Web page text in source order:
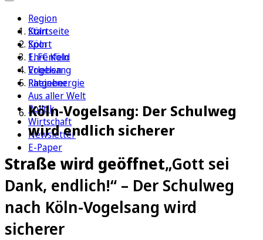
Region
Köln
Sport
1. FC Köln
Erleben
Ratgeber
Aus aller Welt
Politik
Wirtschaft
Newsletter
E-Paper
Startseite
Köln
Ehrenfeld
Vogelsang
Rheinenergie
Köln-Vogelsang: Der Schulweg
wird endlich sicherer
Straße wird geöffnet„Gott sei
Dank, endlich!“ – Der Schulweg
nach Köln-Vogelsang wird
sicherer